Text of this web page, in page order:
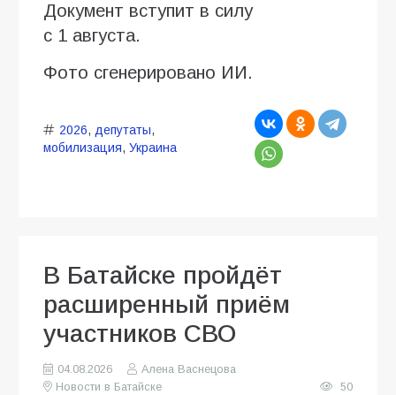
Документ вступит в силу
с 1 августа.
Фото сгенерировано ИИ.
2026, депутаты,
мобилизация, Украина
В Батайске пройдёт
расширенный приём
участников СВО
04.08.2026
Алена Васнецова
Новости в Батайске
50